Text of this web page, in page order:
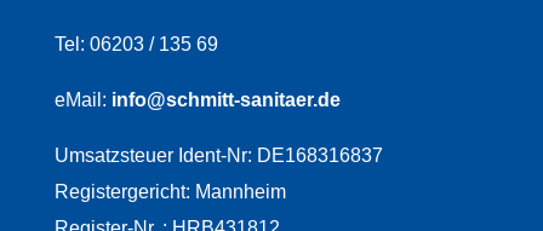
Tel: 06203 / 135 69
eMail: info@schmitt-sanitaer.de
Umsatzsteuer Ident-Nr: DE168316837
Registergericht: Mannheim